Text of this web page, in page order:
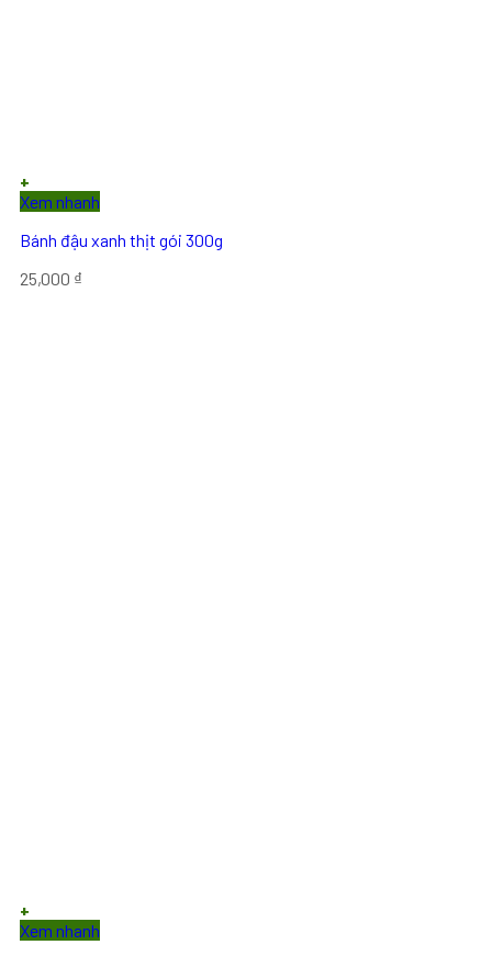
+
Xem nhanh
Bánh đậu xanh thịt gói 300g
25,000 ₫
+
Xem nhanh